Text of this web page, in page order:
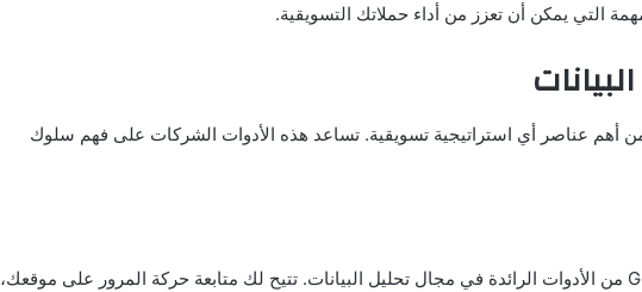
التي يمكن أن تعزز من أداء حملاتك التسويقية.
من أهم عناصر أي استراتيجية تسويقية. تساعد هذه الأدوات الشركات على فهم سلوك
تعتبر أداة Google Analytics من الأدوات الرائدة في مجال تحليل البيانات. تتيح لك متابعة حركة المرور على موقعك،